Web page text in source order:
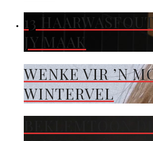
13
JY MAAK
WENKE VIR ’N
WINTERVEL